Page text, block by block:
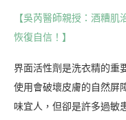
【吳芮醫師親授：酒糟
恢復自信！】
界面活性劑是洗衣精的重
使用會破壞皮膚的自然屏
味宜人，但卻是許多過敏